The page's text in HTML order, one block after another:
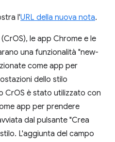
l'URL della nuova nota.
le app Chrome e le
una funzionalità "new-
come app per
dello stilo
CrOS è stato utilizzato con
app per prendere
dal pulsante "Crea
L'aggiunta del campo